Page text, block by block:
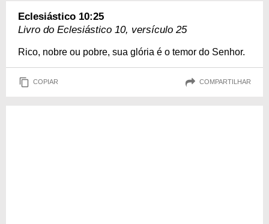
Eclesiástico 10:25
Livro do Eclesiástico 10, versículo 25
Rico, nobre ou pobre, sua glória é o temor do Senhor.
COPIAR COMPARTILHAR